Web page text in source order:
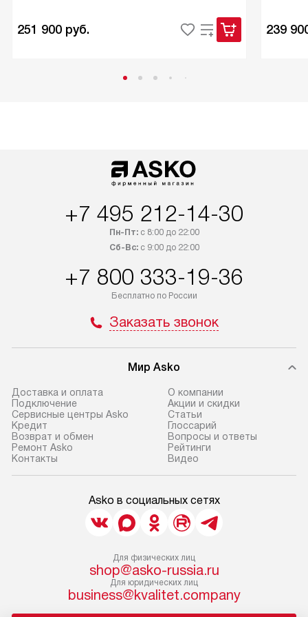
251 900 руб. 239
+7 495 212-14-30
Пн-Пт:с 8:00 до 22:00
Сб-Вс:с 9:00 до 22:00
+7 800 333-19-36
Бесплатно по России
Заказать звонок
Мир Asko
Доставка и оплата
Подключение
Сервисные центры Asko
Кредит
Возврат и обмен
Ремонт Asko
Контакты
О компании
Акции и скидки
Статьи
Глоссарий
Вопросы и ответы
Рейтинги
Видео
Asko в социальных сетях
Для физических лиц
shop@asko-russia.ru
Для юридических лиц
business@kvalitet.company